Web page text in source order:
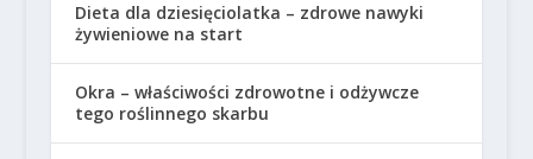
Dieta dla dziesięciolatka – zdrowe nawyki
żywieniowe na start
Okra – właściwości zdrowotne i odżywcze
tego roślinnego skarbu